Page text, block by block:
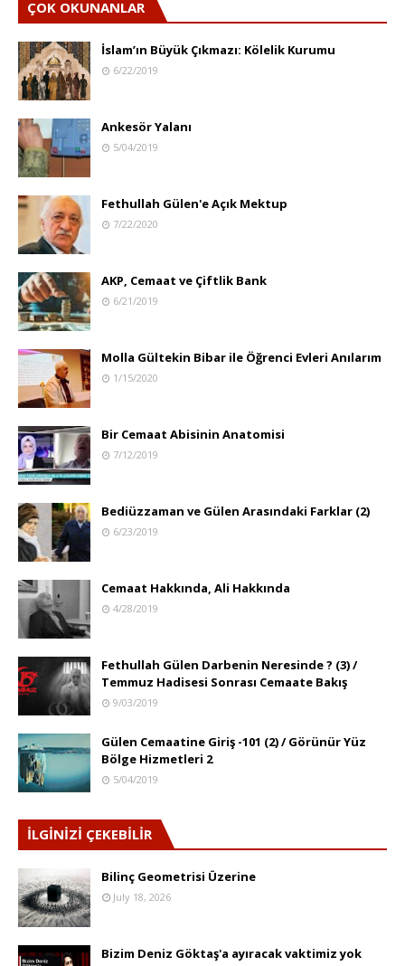
ÇOK OKUNANLAR
İslam’ın Büyük Çıkmazı: Kölelik Kurumu
6/22/2019
Ankesör Yalanı
5/04/2019
Fethullah Gülen'e Açık Mektup
7/22/2020
AKP, Cemaat ve Çiftlik Bank
6/21/2019
Molla Gültekin Bibar ile Öğrenci Evleri Anılarım
1/15/2020
Bir Cemaat Abisinin Anatomisi
7/12/2019
Bediüzzaman ve Gülen Arasındaki Farklar (2)
6/23/2019
Cemaat Hakkında, Ali Hakkında
4/28/2019
Fethullah Gülen Darbenin Neresinde ? (3) /
Temmuz Hadisesi Sonrası Cemaate Bakış
9/03/2019
Gülen Cemaatine Giriş -101 (2) / Görünür Yüz
Bölge Hizmetleri 2
5/04/2019
İLGİNİZİ ÇEKEBİLİR
Bilinç Geometrisi Üzerine
July 18, 2026
Bizim Deniz Göktaş'a ayıracak vaktimiz yok